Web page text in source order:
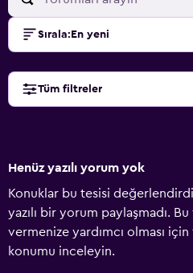
Sırala: En yeni
Tüm filtreler
Henüz yazılı yorum yok
Konuklar bu tesisi
yazılı bir yorum paylaşmadı.
vermenize yardımcı olması
konumu inceleyin.